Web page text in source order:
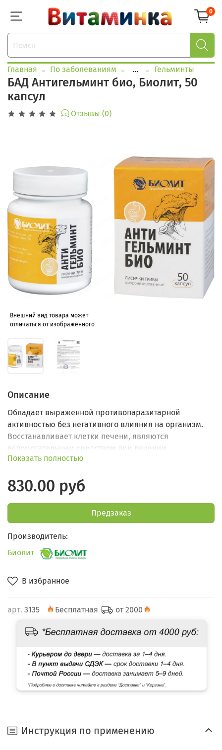
0
Главная По заболеваниям ... Гельминты
БАД Антигельминт био, Биолит, 50
капсул
Отзывы (0)
В избранное
арт. 3135 Бесплатная от 2000
Внешний вид товара может
отличаться от изображенного
Описание
Обладает выраженной противопаразитарной
активностью без негативного влияния на организм.
Восстанавливает клетки печени, являются
вспомогательным средством при лечении
заболеваний печени.
Показать полностью
830.00 руб
Предзаказ
Производитель:
Биолит
Инструкция по применению